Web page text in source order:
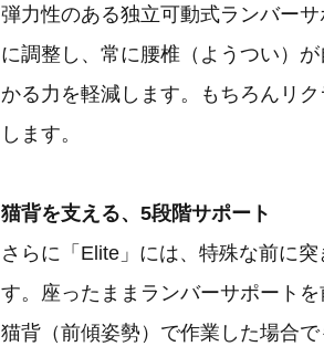
弾力性のある独立可動式ランバー
に調整し、常に腰椎（ようつい）
かる力を軽減します。もちろんリ
します。
猫背を支える、5段階サポート
さらに「Elite」には、特殊な前に
す。座ったままランバーサポート
猫背（前傾姿勢）で作業した場合